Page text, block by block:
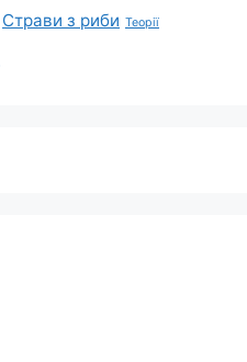
Страви з риби Теорії